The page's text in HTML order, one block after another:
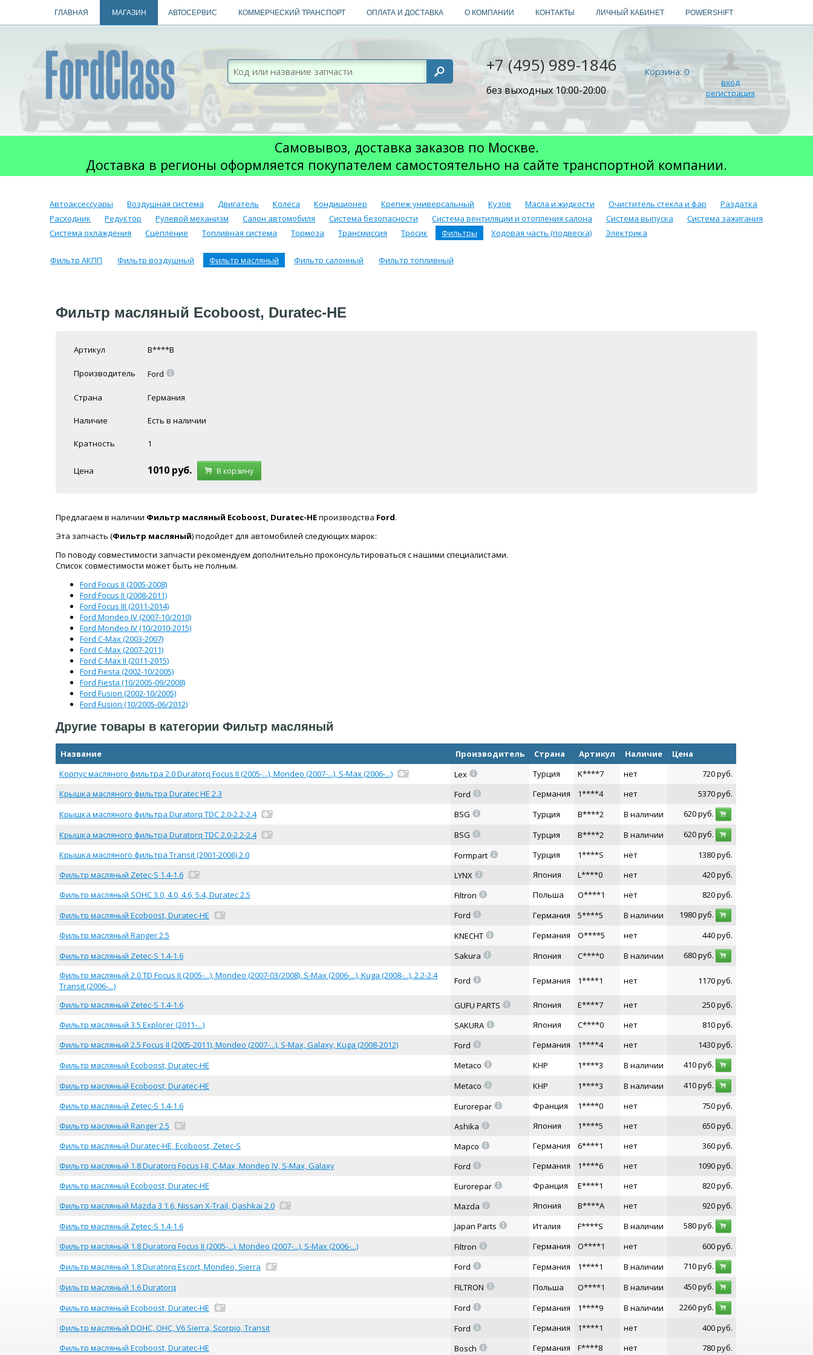
ГЛАВНАЯ МАГАЗИН АВТОСЕРВИС КОММЕРЧЕСКИЙ ТРАНСПОРТ ОПЛАТА И ДОСТАВКА О КОМПАНИИ КОНТАКТЫ ЛИЧНЫЙ КАБИНЕТ POWERSHIFT
+7 (495) 989-1846
без выходных 10:00-20:00
вход
регистрация
Корзина: 0
Самовывоз, доставка заказов по Москве.
Доставка в регионы оформляется покупателем самостоятельно на сайте транспортной компании.
Автоаксессуары Воздушная система Двигатель Колеса Кондиционер Крепеж универсальный Кузов Масла и жидкости Очиститель стекла и фар
Раздатка
Расходник
Редуктор Рулевой механизм Салон автомобиля Система безопасности Система вентиляции и отопления салона Система выпуска
Система зажигания
Система охлаждения
Сцепление Топливная система Тормоза Трансмиссия Тросик Фильтры Ходовая часть (подвеска) Электрика
Фильтр АКПП Фильтр воздушный Фильтр масляный Фильтр салонный Фильтр топливный
Фильтр масляный Ecoboost, Duratec-HE
Артикул B****B
Производитель Ford =
Страна Германия
Наличие Есть в наличии
Кратность 1
Цена 1010 руб. В корзину
Предлагаем в наличии Фильтр масляный Ecoboost, Duratec-HEпроизводства Ford.
Эта запчасть (Фильтр масляный) подойдет для автомобилей следующих марок:
По поводу совместимости запчасти рекомендуем дополнительно проконсультироваться с нашими специалистами.
Список совместимости может быть не полным.
Ford Focus II (2005-2008)
Ford Focus II (2008-2011)
Ford Focus III (2011-2014)
Ford Mondeo IV (2007-10/2010)
Ford Mondeo IV (10/2010-2015)
Ford C-Max (2003-2007)
Ford C-Max (2007-2011)
Ford C-Max II (2011-2015)
Ford Fiesta (2002-10/2005)
Ford Fiesta (10/2005-09/2008)
Ford Fusion (2002-10/2005)
Ford Fusion (10/2005-06/2012)
Другие товары в категории Фильтр масляный
Название Производитель Страна Артикул Наличие
Цена
Корпус масляного фильтра 2.0 Duratorq Focus II (2005-...), Mondeo (2007-...), S-Max (2006-...)
Lex = Турция K****7 нет 720руб.
Крышка масляного фильтра Duratec HE 2.3
Ford = Германия 1****4 нет 5370руб.
Крышка масляного фильтра Duratorq TDC 2.0-2.2-2.4
BSG = Турция B****2 В наличии 620руб.
Крышка масляного фильтра Duratorq TDC 2.0-2.2-2.4
BSG = Турция B****2 В наличии 620руб.
Крышка масляного фильтра Transit (2001-2006) 2.0
Formpart = Турция 1****S нет 1380руб.
Фильтр масляный Zetec-S 1.4-1.6
LYNX = Япония L****0 нет 420руб.
Фильтр масляный SOHC 3.0, 4.0, 4.6, 5.4, Duratec 2.5
Filtron = Польша O****1 нет 820руб.
Фильтр масляный Ecoboost, Duratec-HE
Ford = Германия 5****5 В наличии 1980руб.
Фильтр масляный Ranger 2.5
KNECHT = Германия O****5 нет 440руб.
Фильтр масляный Zetec-S 1.4-1.6
Sakura = Япония C****0 В наличии 680руб.
Фильтр масляный 2.0 TD Focus II (2005-...), Mondeo (2007-03/2008), S-Max (2006-...), Kuga (2008-...), 2.2-2.4
Transit (2006-...)
Ford = Германия 1****1 нет 1170руб.
Фильтр масляный Zetec-S 1.4-1.6 GUFU PARTS = Япония E****7 нет 250руб.
Фильтр масляный 3.5 Explorer (2011-...)
SAKURA = Япония C****0 нет 810руб.
Фильтр масляный 2.5 Focus II (2005-2011), Mondeo (2007-...), S-Max, Galaxy, Kuga (2008-2012)
Ford = Германия 1****4 нет 1430руб.
Фильтр масляный Ecoboost, Duratec-HE
Metaco = КНР 1****3 В наличии 410руб.
Фильтр масляный Ecoboost, Duratec-HE
Metaco = КНР 1****3 В наличии 410руб.
Фильтр масляный Zetec-S 1.4-1.6
Eurorepar = Франция 1****0 нет 750руб.
Фильтр масляный Ranger 2.5
Ashika = Япония 1****5 нет 650руб.
Фильтр масляный Duratec-HE, Ecoboost, Zetec-S
Mapco = Германия 6****1 нет 360руб.
Фильтр масляный 1.8 Duratorq Focus I-II, C-Max, Mondeo IV, S-Max, Galaxy
Ford = Германия 1****6 нет 1090руб.
Фильтр масляный Ecoboost, Duratec-HE
Eurorepar = Франция E****1 нет 820руб.
Фильтр масляный Mazda 3 1.6, Nissan X-Trail, Qashkai 2.0
Mazda = Япония B****A нет 920руб.
Фильтр масляный Zetec-S 1.4-1.6
Japan Parts = Италия F****S В наличии 580руб.
Фильтр масляный 1.8 Duratorq Focus II (2005-...), Mondeo (2007-...), S-Max (2006-...)
Filtron = Германия O****1 нет 600руб.
Фильтр масляный 1.8 Duratorq Escort, Mondeo, Sierra
Ford = Германия 1****1 В наличии 710руб.
Фильтр масляный 1.6 Duratorq
FILTRON = Польша O****1 В наличии 450руб.
Фильтр масляный Ecoboost, Duratec-HE
Ford = Германия 1****9 В наличии 2260руб.
Фильтр масляный DOHC, OHC, V6 Sierra, Scorpio, Transit
Ford = Германия 1****1 нет 400руб.
Фильтр масляный Ecoboost, Duratec-HE
Bosch = Германия F****8 нет 780руб.